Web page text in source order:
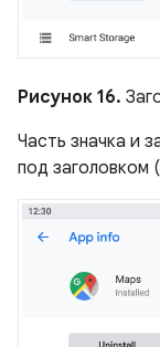
Рисунок 16.
Часть значка и
под заголовком